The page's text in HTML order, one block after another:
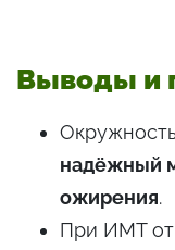
Выводы и
надёжный
ожирения.
При ИМТ от